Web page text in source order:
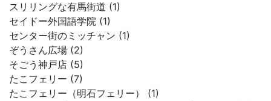
スリリングな有馬街道 (1)
セイドー外国語学院 (1)
センター街のミッチャン (1)
ぞうさん広場 (2)
そごう神戸店 (5)
たこフェリー (7)
たこフェリー（明石フェリー） (1)